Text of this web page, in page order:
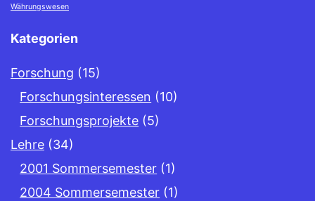
Währungswesen
Kategorien
Forschung (15)
Forschungsinteressen (10)
Forschungsprojekte (5)
Lehre (34)
2001 Sommersemester (1)
2004 Sommersemester (1)